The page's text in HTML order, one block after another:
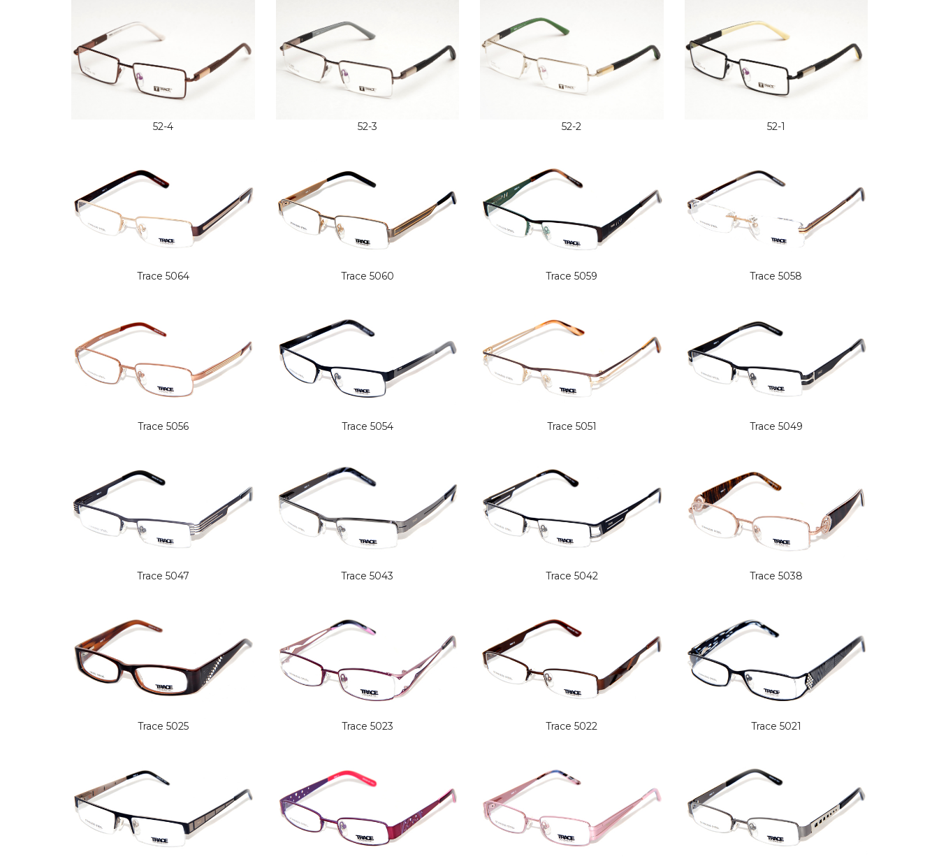
52-4 52-3 52-2 52-1
Trace 5064 Trace 5060 Trace 5059 Trace 5058
Trace 5056 Trace 5054 Trace 5051 Trace 5049
Trace 5047 Trace 5043 Trace 5042 Trace 5038
Trace 5025 Trace 5023 Trace 5022 Trace 5021